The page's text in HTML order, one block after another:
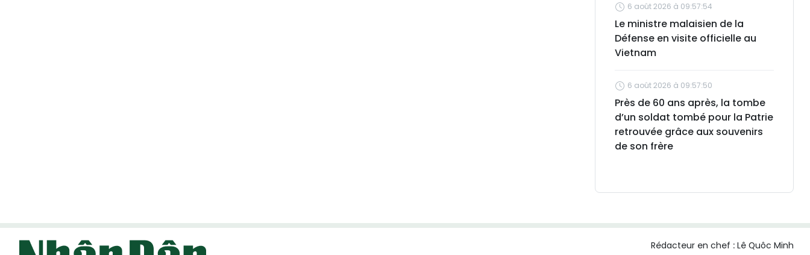
6 août 2026 à 09:57:54
Le ministre malaisien de la
Défense en visite officielle au
Vietnam
6 août 2026 à 09:57:50
Près de 60 ans après, la tombe
d’un soldat tombé pour la Patrie
retrouvée grâce aux souvenirs
de son frère
Rédacteur en chef : Lê Quôc Minh